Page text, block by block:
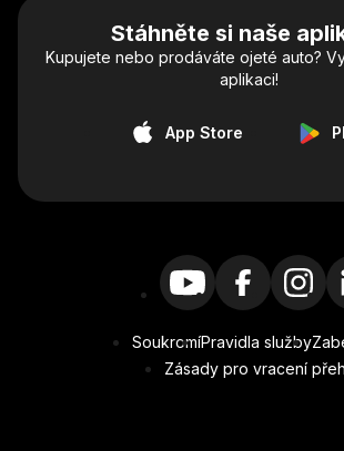
Stáhněte si naše
Kupujete nebo prodáváte ojeté auto?
aplikaci!
App Store
SoukromíPravidla služby
Zásady pro vracení